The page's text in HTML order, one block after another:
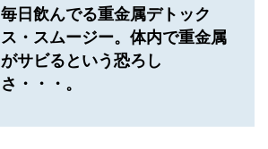
毎日飲んでる重金属デトック
ス・スムージー。体内で重金属
がサビるという恐ろし
さ・・・。